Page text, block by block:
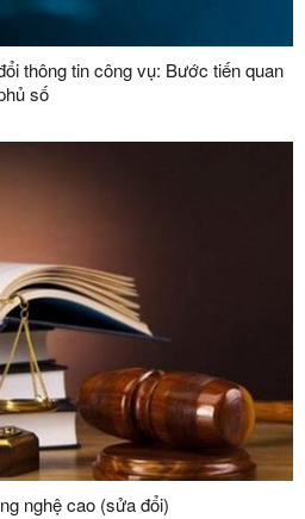
thông tin công vụ: Bước tiến quan
số
nghệ cao (sửa đổi)